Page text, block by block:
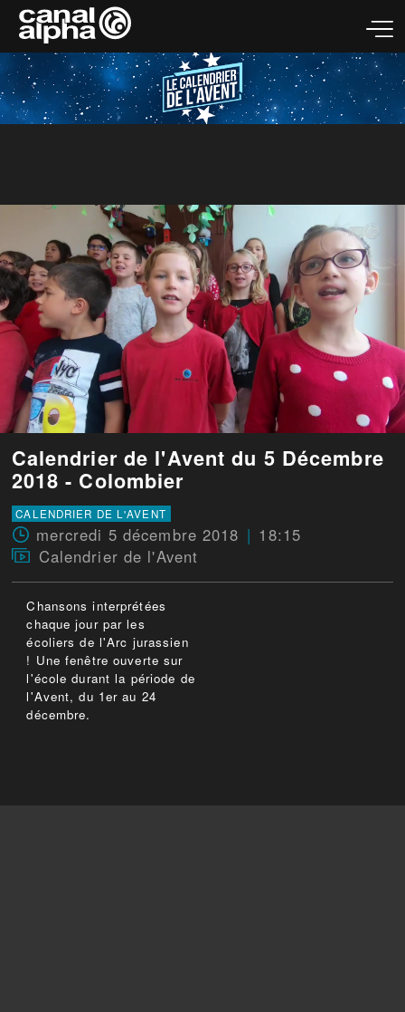
Calendrier de l'Avent du 5 Décembre
2018 - Colombier
CALENDRIER DE L'AVENT
mercredi 5 décembre 2018
18:15
Calendrier de l'Avent
Chansons interprétées
chaque jour par les
écoliers de l'Arc jurassien
! Une fenêtre ouverte sur
l'école durant la période de
l'Avent, du 1er au 24
décembre.